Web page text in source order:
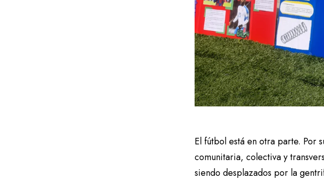
El fútbol está en otra parte. Por
comunitaria, colectiva y
siendo desplazados por la